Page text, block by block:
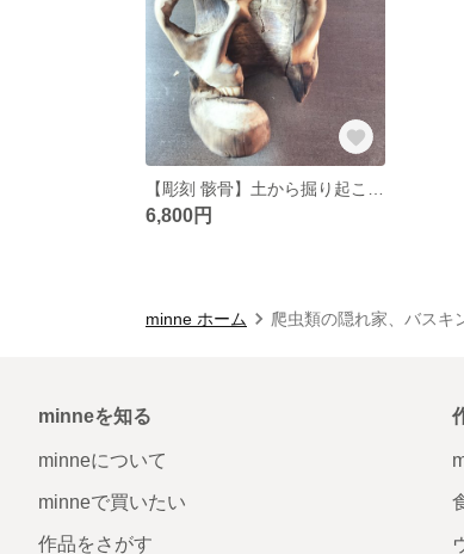
6,800円
minne ホーム 爬虫類の隠れ家、バスキ
minneを知る
minneについて
minneで買いたい
作品をさがす